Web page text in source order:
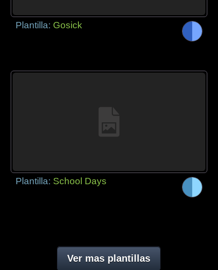
Plantilla: Gosick
Plantilla: School Days
Ver mas plantillas